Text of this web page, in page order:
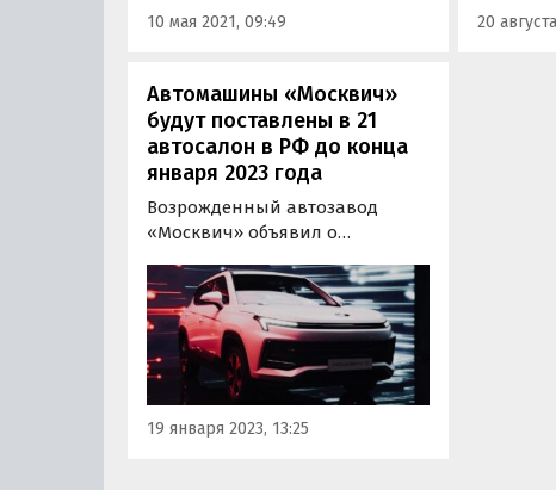
восьмиядерный…
10 мая 2021, 09:49 20
Автомашины «Москвич»
будут поставлены в 21
автосалон в РФ до конца
января 2023 года
Возрожденный автозавод
«Москвич» объявил о
с 19 января география сбыта и
фирменного сервиса
пополнилась десятью
крупными городами России.
19 января 2023, 13:25